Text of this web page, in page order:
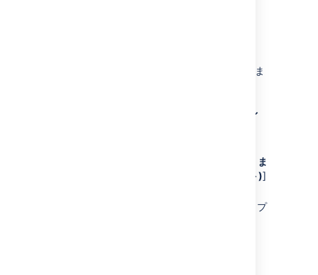
.ics ファイルをコンピューターに保存しま
イ
vCalendar file (.vcs) (iCalendar (.ics) ま
たは vCalendar file (.vcs) をインポート)]
保存した .ics ファイルを探して選択し、プ